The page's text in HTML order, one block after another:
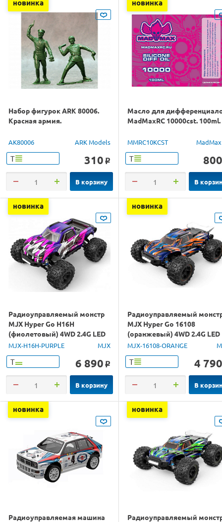
новинка
Набор фигурок ARK 80006.
Красная армия.
AK80006 ARK Models
Т 310 o
В корзину
новинка
Масло для
MadMaxRC 10000cst. 100ml.
MMRC10KCST
Т 800
В
новинка
Радиоуправляемый монстр
MJX Hyper Go H16H
(фиолетовый) 4WD 2.4G LED
GPS 1/16 RTR
MJX-H16H-PURPLE MJX
Т 6 890 o
В корзину
новинка
Радиоуправляемый
MJX Hyper Go 16108
(оранжевый) 4WD 2.4G LED
1/16 RTR
MJX-16108-ORANGE
Т 4 790
В
новинка
Радиоуправляемая машина
новинка
Радиоуправляемый